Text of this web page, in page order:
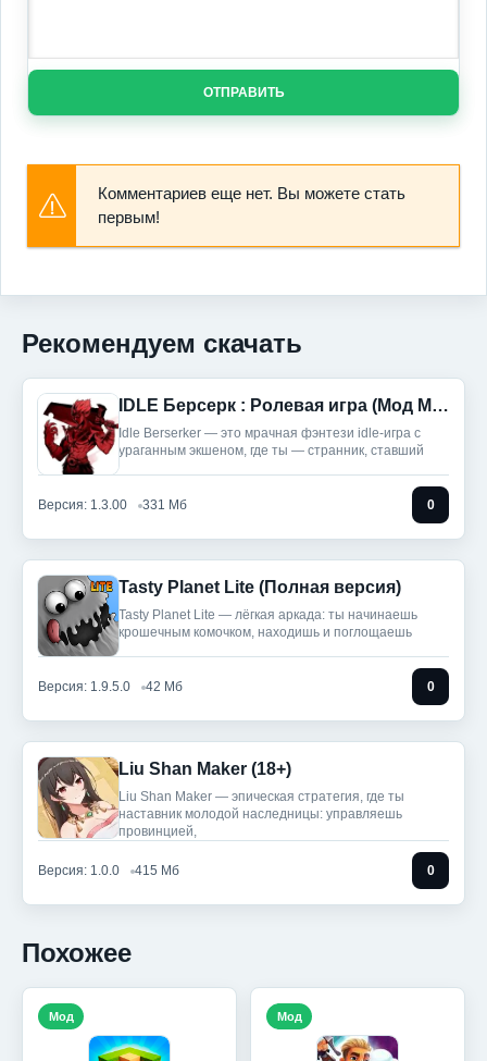
ОТПРАВИТЬ
Комментариев еще нет. Вы можете стать
первым!
Рекомендуем скачать
IDLE Берсерк : Ролевая игра (Мод Меню)
Idle Berserker — это мрачная фэнтези idle-игра с
ураганным экшеном, где ты — странник, ставший
Версия: 1.3.00 331 Мб 0
Tasty Planet Lite (Полная версия)
Tasty Planet Lite — лёгкая аркада: ты начинаешь
крошечным комочком, находишь и поглощаешь
Версия: 1.9.5.0 42 Мб 0
Liu Shan Maker (18+)
Liu Shan Maker — эпическая стратегия, где ты
наставник молодой наследницы: управляешь
провинцией,
Версия: 1.0.0 415 Мб 0
Похожее
Мод Мод